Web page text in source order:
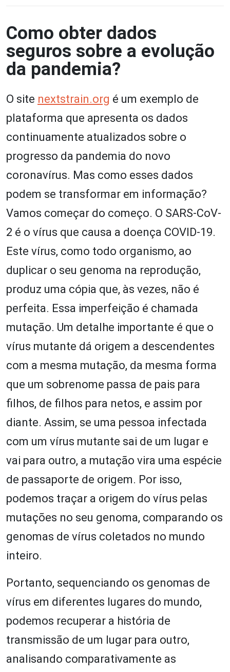
Como obter dados
seguros sobre a evolução
da pandemia?
O site nextstrain.org é um exemplo de
plataforma que apresenta os dados
continuamente atualizados sobre o
progresso da pandemia do novo
coronavírus. Mas como esses dados
podem se transformar em informação?
Vamos começar do começo. O SARS-CoV-
2 é o vírus que causa a doença COVID-19.
Este vírus, como todo organismo, ao
duplicar o seu genoma na reprodução,
produz uma cópia que, às vezes, não é
perfeita. Essa imperfeição é chamada
mutação. Um detalhe importante é que o
vírus mutante dá origem a descendentes
com a mesma mutação, da mesma forma
que um sobrenome passa de pais para
filhos, de filhos para netos, e assim por
diante. Assim, se uma pessoa infectada
com um vírus mutante sai de um lugar e
vai para outro, a mutação vira uma espécie
de passaporte de origem. Por isso,
podemos traçar a origem do vírus pelas
mutações no seu genoma, comparando os
genomas de vírus coletados no mundo
inteiro.
Portanto, sequenciando os genomas de
vírus em diferentes lugares do mundo,
podemos recuperar a história de
transmissão de um lugar para outro,
analisando comparativamente as